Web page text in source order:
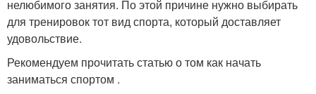
нелюбимого занятия. По этой причине нужно выбирать
для тренировок тот вид спорта, который доставляет
удовольствие.
Рекомендуем прочитать статью о том как начать
заниматься спортом .